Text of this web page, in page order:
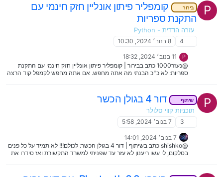
P בירור
קומפליר פיתון אונליין חזק חינמי עם
התקנת ספריות
עזרה הדדית - Python
4
8 בנוב׳ 2024, 10:30
P
11 בנוב׳ 2024, 18:32
@נעזר1000 כתב בבירור | קומפליר פיתון אונליין חזק חינמי עם התקנת
ספריות: לא כ"כ הבנתי מה אתה מחפש. אם אתה מחפש לקמפל קוד הרצה
P שיתוף דור 4 בגולן הכשר
תוכניות קווי סלולר
3
7 בנוב׳ 2024, 5:58
7 בנוב׳ 2024, 14:01
@shishko כתב בשיתוף | דור 4 בגולן הכשר: לכולם!!! לא תמיד על כל פנים
בסלקום, לי עשו ריענון לא עזר עד שפניתי למשרד התקשורת ואז סידרו את